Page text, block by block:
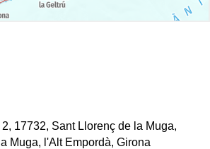
17732, Sant Llorenç de la Muga,
Muga, l'Alt Empordà, Girona